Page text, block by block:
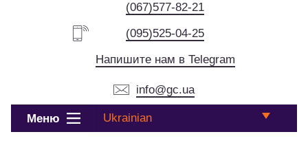
(067)577-82-21
(095)525-04-25
Напишите нам в Telegram
info@gc.ua
Меню Ukrainian